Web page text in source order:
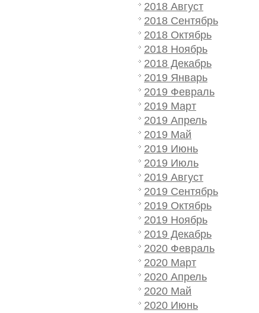
2018 Август
2018 Сентябрь
2018 Октябрь
2018 Ноябрь
2018 Декабрь
2019 Январь
2019 Февраль
2019 Март
2019 Апрель
2019 Май
2019 Июнь
2019 Июль
2019 Август
2019 Сентябрь
2019 Октябрь
2019 Ноябрь
2019 Декабрь
2020 Февраль
2020 Март
2020 Апрель
2020 Май
2020 Июнь